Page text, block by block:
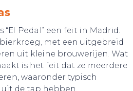
“El Pedal” een feit in Madrid.
met een uitgebreid
uit kleine brouwerijen. Wat
is het feit dat ze meerdere
waaronder typisch
de tap hebben.